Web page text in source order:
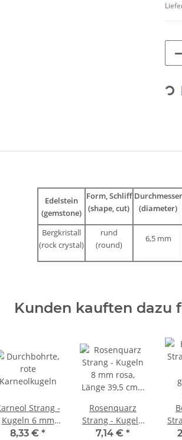
Loading...
Edelstein
(gemstone)
Form, Schliff
(shape, cut)
Durchmesser
(diameter)
Bergkristall
(rock crystal)
rund
(round)
6,5 mm
Kunden kauften dazu
Strang -
Kugeln 6 mm
rot, Länge 37 cm
8,33 € *
Rosenquarz
Strang - Kugeln
8 mm rosa,
7,14 € *